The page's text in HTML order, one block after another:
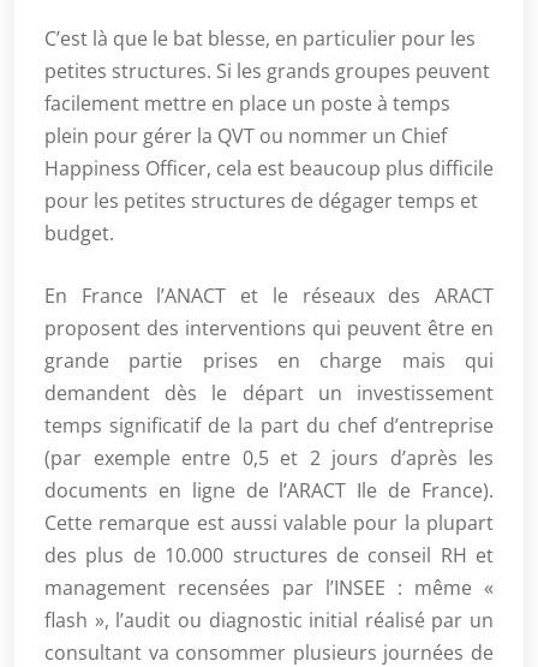
C’est là que le bat blesse, en particulier pour les
petites structures. Si les grands groupes peuvent
facilement mettre en place un poste à temps
plein pour gérer la QVT ou nommer un Chief
Happiness Officer, cela est beaucoup plus difficile
pour les petites structures de dégager temps et
budget.
En France l’ANACT et le réseaux des ARACT
proposent des interventions qui peuvent être en
grande partie prises en charge mais qui
demandent dès le départ un investissement
temps significatif de la part du chef d’entreprise
(par exemple entre 0,5 et 2 jours d’après les
documents en ligne de l’ARACT Ile de France).
Cette remarque est aussi valable pour la plupart
des plus de 10.000 structures de conseil RH et
management recensées par l’INSEE : même «
flash », l’audit ou diagnostic initial réalisé par un
consultant va consommer plusieurs journées de